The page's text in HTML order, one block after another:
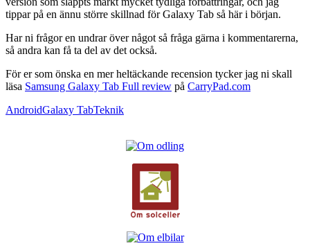
tippar på en ännu större skillnad för Galaxy Tab så här i början.
Har ni frågor en undrar över något så fråga gärna i kommentarerna,
så andra kan få ta del av det också.
För er som önska en mer heltäckande recension tycker jag ni skall
läsa Samsung Galaxy Tab Full review på CarryPad.com
AndroidGalaxy TabTeknik